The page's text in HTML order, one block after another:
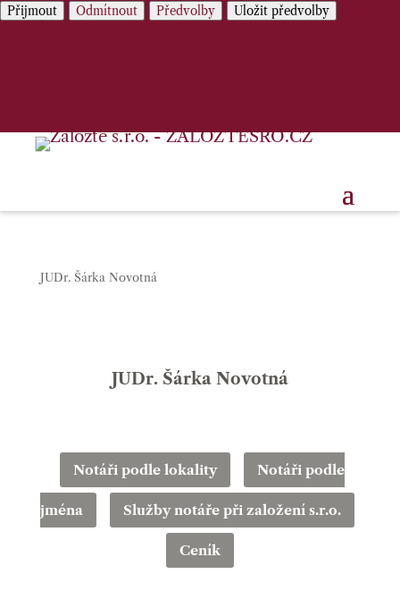
Přijmout Odmítnout Předvolby Uložit předvolby
JUDr. Šárka Novotná
JUDr. Šárka Novotná
Notáři podle lokality Notáři podle
jména Služby notáře při založení s.r.o.
Ceník